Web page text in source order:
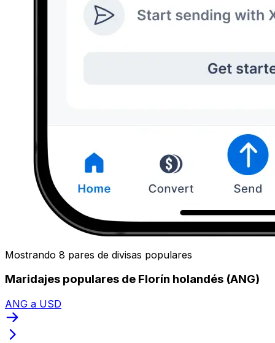
Mostrando 8 pares de divisas populares
Maridajes populares de Florín holandés (ANG)
ANG a USD